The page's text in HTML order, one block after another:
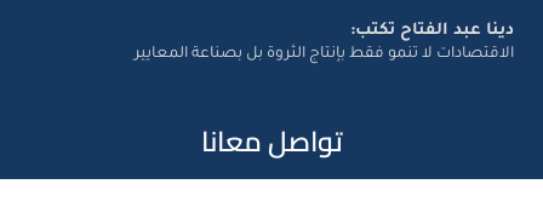
دينا عبد الفتاح تكتب:
الاقتصادات لا تنمو فقط بإنتاج الثروة بل بصناعة المعايير
تواصل معانا